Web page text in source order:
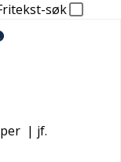
søk
| jf.